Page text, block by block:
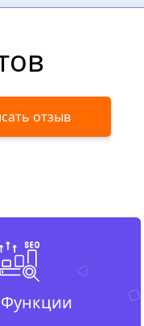
отзыв
Функции